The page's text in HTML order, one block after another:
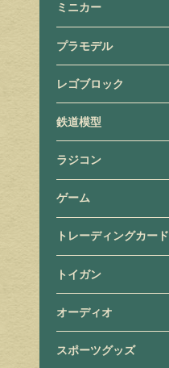
ミニカー
プラモデル
レゴブロック
鉄道模型
ラジコン
ゲーム
トレーディングカード
トイガン
オーディオ
スポーツグッズ